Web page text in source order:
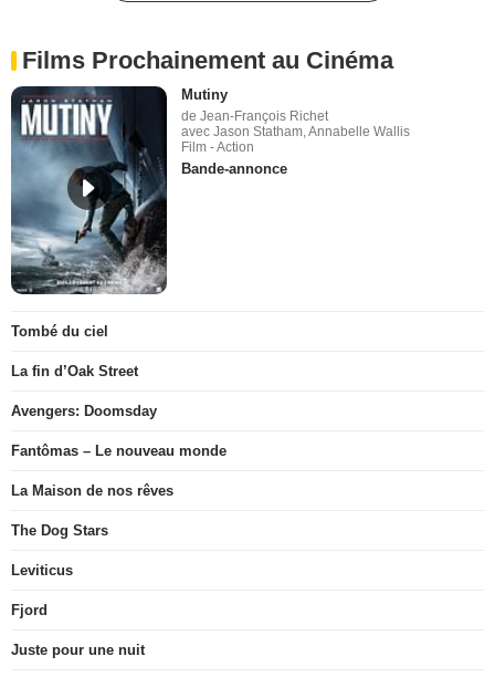
Films Prochainement au Cinéma
Mutiny
de Jean-François Richet
avec Jason Statham, Annabelle Wallis
Film - Action
Bande-annonce
Tombé du ciel
La fin d’Oak Street
Avengers: Doomsday
Fantômas – Le nouveau monde
La Maison de nos rêves
The Dog Stars
Leviticus
Fjord
Juste pour une nuit